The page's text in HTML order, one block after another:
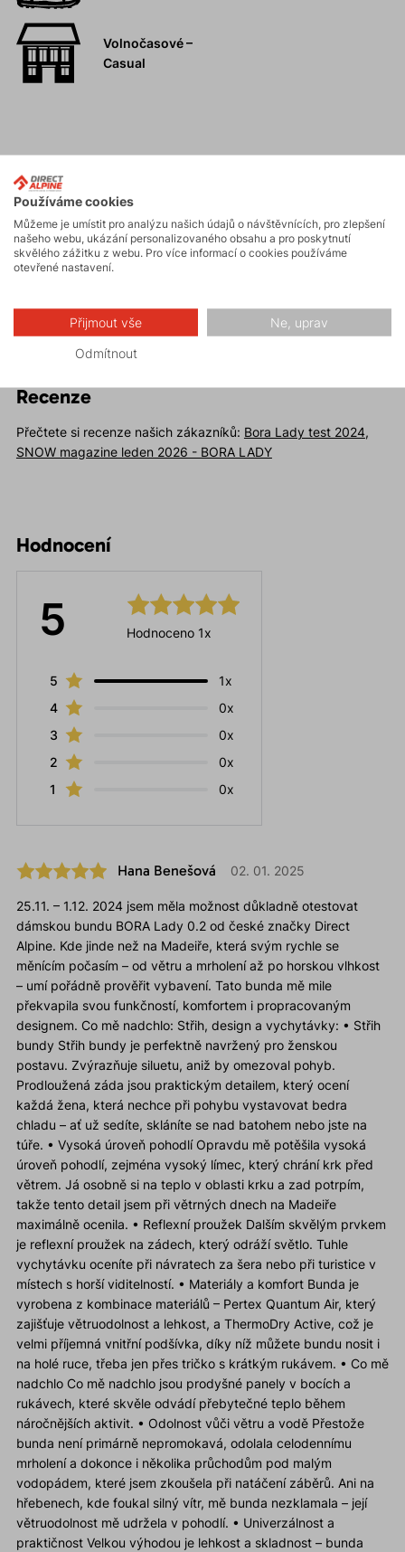
Volnočasové –
Casual
Popis
Parametry
Recenze
Přečtete si recenze našich zákazníků: Bora Lady test 2024,
SNOW magazine leden 2026 - BORA LADY
Hodnocení
5 Hodnoceno 1x
5
1x
4
0x
3
0x
2
0x
1
0x
Hana Benešová 02. 01. 2025
25.11. – 1.12. 2024 jsem měla možnost důkladně otestovat
dámskou bundu BORA Lady 0.2 od české značky Direct
Alpine. Kde jinde než na Madeiře, která svým rychle se
měnícím počasím – od větru a mrholení až po horskou vlhkost
– umí pořádně prověřit vybavení. Tato bunda mě mile
překvapila svou funkčností, komfortem i propracovaným
designem. Co mě nadchlo: Střih, design a vychytávky: • Střih
bundy Střih bundy je perfektně navržený pro ženskou
postavu. Zvýrazňuje siluetu, aniž by omezoval pohyb.
Prodloužená záda jsou praktickým detailem, který ocení
každá žena, která nechce při pohybu vystavovat bedra
chladu – ať už sedíte, skláníte se nad batohem nebo jste na
túře. • Vysoká úroveň pohodlí Opravdu mě potěšila vysoká
úroveň pohodlí, zejména vysoký límec, který chrání krk před
větrem. Já osobně si na teplo v oblasti krku a zad potrpím,
takže tento detail jsem při větrných dnech na Madeiře
maximálně ocenila. • Reflexní proužek Dalším skvělým prvkem
je reflexní proužek na zádech, který odráží světlo. Tuhle
vychytávku oceníte při návratech za šera nebo při turistice v
místech s horší viditelností. • Materiály a komfort Bunda je
vyrobena z kombinace materiálů – Pertex Quantum Air, který
zajišťuje větruodolnost a lehkost, a ThermoDry Active, což je
velmi příjemná vnitřní podšívka, díky níž můžete bundu nosit i
na holé ruce, třeba jen přes tričko s krátkým rukávem. • Co mě
nadchlo Co mě nadchlo jsou prodyšné panely v bocích a
rukávech, které skvěle odvádí přebytečné teplo během
náročnějších aktivit. • Odolnost vůči větru a vodě Přestože
bunda není primárně nepromokavá, odolala celodennímu
mrholení a dokonce i několika průchodům pod malým
vodopádem, které jsem zkoušela při natáčení záběrů. Ani na
hřebenech, kde foukal silný vítr, mě bunda nezklamala – její
větruodolnost mě udržela v pohodlí. • Univerzálnost a
praktičnost Velkou výhodou je lehkost a skladnost – bunda
Používáme cookies
Můžeme je umístit pro analýzu našich údajů o návštěvnících, pro zlepšení
našeho webu, ukázání personalizovaného obsahu a pro poskytnutí
skvělého zážitku z webu. Pro více informací o cookies používáme
otevřené nastavení.
Přijmout vše Ne, uprav
Odmítnout